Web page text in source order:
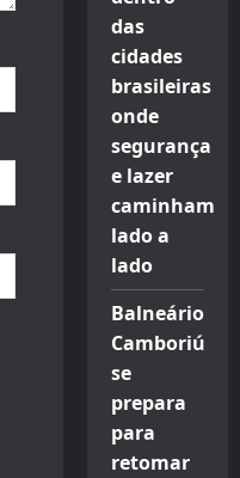
das
cidades
brasileiras
onde
segurança
e lazer
caminham
lado a
lado
Balneário
Camboriú
se
prepara
para
retomar